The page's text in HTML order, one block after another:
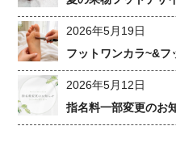
2026年5月19日
フットワンカラ~&フ
2026年5月12日
指名料一部変更のお